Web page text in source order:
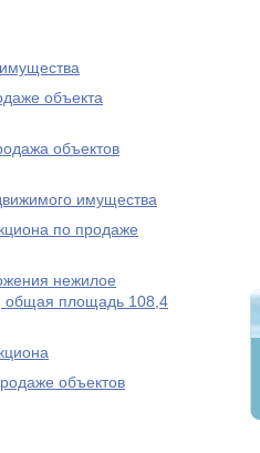
объекта
объектов
имущества
по продаже
нежилое
общая площадь 108,4
объектов